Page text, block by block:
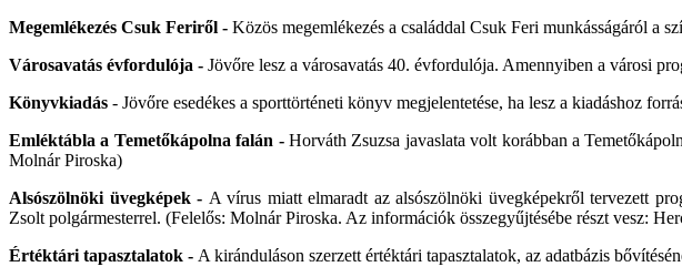
Megemlékezés Csuk Feriről - Közös megemlékezés a családdal Csuk Feri munkásságáról a
Városavatás évfordulója - Jövőre lesz a városavatás 40. évfordulója. Amennyiben a városi
Könyvkiadás - Jövőre esedékes a sporttörténeti könyv megjelentetése, ha lesz a kiadáshoz
Emléktábla a Temetőkápolna falán -Horváth Zsuzsa javaslata volt korábban a
Molnár Piroska)
Alsószölnöki üvegképek - A vírus miatt elmaradt az alsószölnöki üvegképekről tervezett
Zsolt polgármesterrel. (Felelős: Molnár Piroska. Az információk összegyűjtésébe részt vesz:
Értéktári tapasztalatok - A kiránduláson szerzett értéktári tapasztalatok, az adatbázis